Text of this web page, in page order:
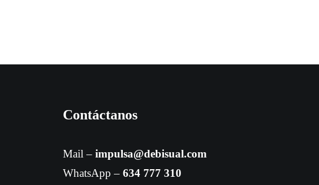
Contáctanos
Mail – impulsa@debisual.com
WhatsApp – 634 777 310